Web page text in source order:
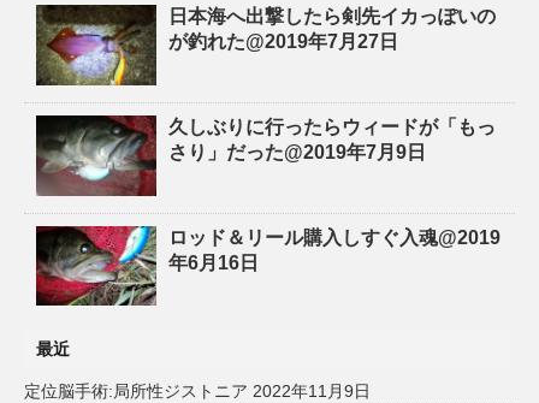
日本海へ出撃したら剣先イカっぽいの
が釣れた@2019年7月27日
久しぶりに行ったらウィードが「もっ
さり」だった@2019年7月9日
ロッド＆リール購入しすぐ入魂@2019
年6月16日
最近
定位脳手術:局所性ジストニア 2022年11月9日